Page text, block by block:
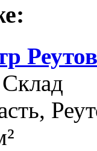
Реутов